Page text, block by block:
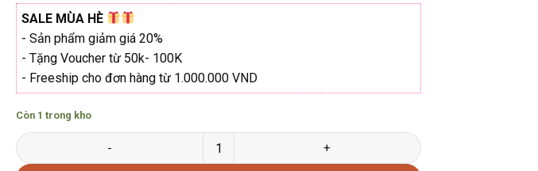
SALE MÙA HÈ
- Sản phẩm giảm giá 20%
- Tặng Voucher từ 50k- 100K
- Freeship cho đơn hàng từ 1.000.000 VND
Còn 1 trong kho
Gọng kính Molsion MJ-7081 Hàng chính hãng số lượng